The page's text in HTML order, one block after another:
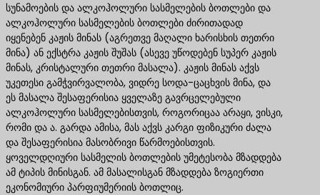
სუნამოების და ალკოჰოლური სასმელების ბოთლები და
ალკოჰოლური სასმელების ბოთლები ძირითადად
იყენებენ კაჟის მინას (აგრეთვე მაღალი ხარისხის თეთრი
მინა) ან ექსტრა კაჟის შუშას (ასევე უწოდებენ სუპერ კაჟის
მინას, კრისტალური თეთრი მასალა). კაჟის მინას აქვს
უკეთესი გამჭვირვალობა, ვიდრე სოდა-ცაცხვის მინა, და
ეს მასალა შესაფერისია ყველაზე გავრცელებული
ალკოჰოლური სასმელებისთვის, როგორიცაა არაყი, ვისკი,
რომი და ა. გარდა ამისა, მას აქვს კარგი ფიზიკური ძალა
და შესაფერისია მასობრივი წარმოებისთვის.
ყოველდღიური სასმელის ბოთლების უმეტესობა მზადდება
ამ ტიპის მინისგან. ამ მასალისგან მზადდება ზოგიერთი
ეკონომიური პარფიუმერიის ბოთლიც.